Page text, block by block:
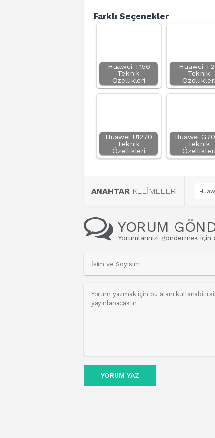
Farklı Seçenekler
Huawei T156
Teknik
Özellikleri
Huawei
Teknik
Özellikleri
Huawei U1270
Teknik
Özellikleri
Huawei
Teknik
Özellikleri
ANAHTAR KELİMELER
YORUM
Yorumlarınızı göndermek
YORUM YAZ